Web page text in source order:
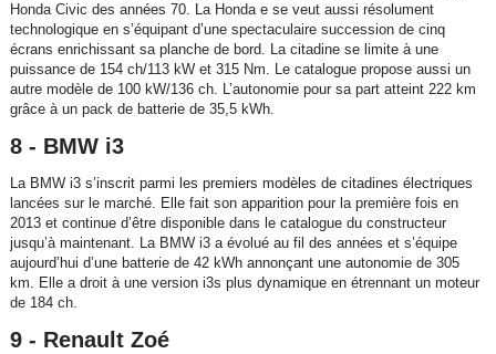
Honda Civic des années 70. La Honda e se veut aussi résolument
technologique en s’équipant d’une spectaculaire succession de cinq
écrans enrichissant sa planche de bord. La citadine se limite à une
puissance de 154 ch/113 kW et 315 Nm. Le catalogue propose aussi un
autre modèle de 100 kW/136 ch. L’autonomie pour sa part atteint 222 km
grâce à un pack de batterie de 35,5 kWh.
8 - BMW i3
La BMW i3 s’inscrit parmi les premiers modèles de citadines électriques
lancées sur le marché. Elle fait son apparition pour la première fois en
2013 et continue d’être disponible dans le catalogue du constructeur
jusqu’à maintenant. La BMW i3 a évolué au fil des années et s’équipe
aujourd’hui d’une batterie de 42 kWh annonçant une autonomie de 305
km. Elle a droit à une version i3s plus dynamique en étrennant un moteur
de 184 ch.
9 - Renault Zoé